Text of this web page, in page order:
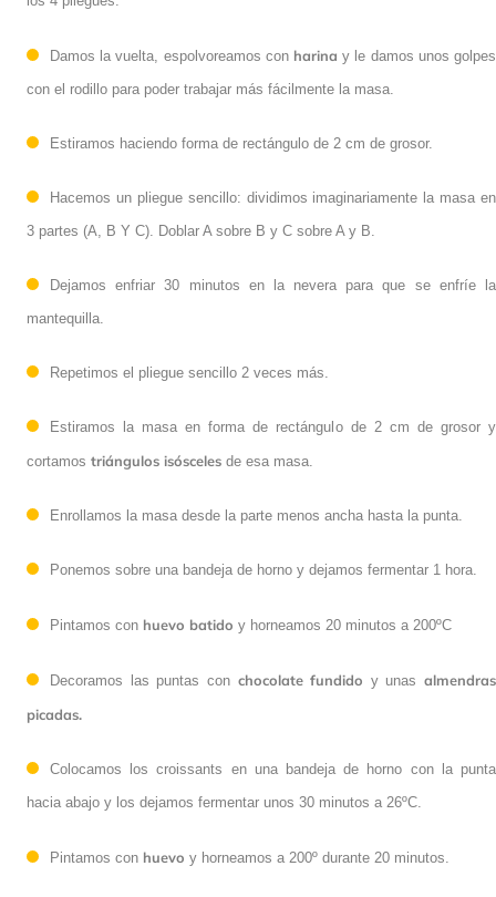
Damos la vuelta, espolvoreamos con harina y le damos unos golpes
con el rodillo para poder trabajar más fácilmente la masa.
Estiramos haciendo forma de rectángulo de 2 cm de grosor.
Hacemos un pliegue sencillo: dividimos imaginariamente la masa en
3 partes (A, B Y C). Doblar A sobre B y C sobre A y B.
Dejamos enfriar 30 minutos en la nevera para que se enfríe la
mantequilla.
Repetimos el pliegue sencillo 2 veces más.
Estiramos la masa en forma de rectángulo de 2 cm de grosor y
cortamos triángulos isósceles de esa masa.
Enrollamos la masa desde la parte menos ancha hasta la punta.
Ponemos sobre una bandeja de horno y dejamos fermentar 1 hora.
Pintamos con huevo batido y horneamos 20 minutos a 200ºC
Decoramos las puntas con chocolate fundido y unas almendras
picadas.
Colocamos los croissants en una bandeja de horno con la punta
hacia abajo y los dejamos fermentar unos 30 minutos a 26ºC.
Pintamos con huevo y horneamos a 200º durante 20 minutos.